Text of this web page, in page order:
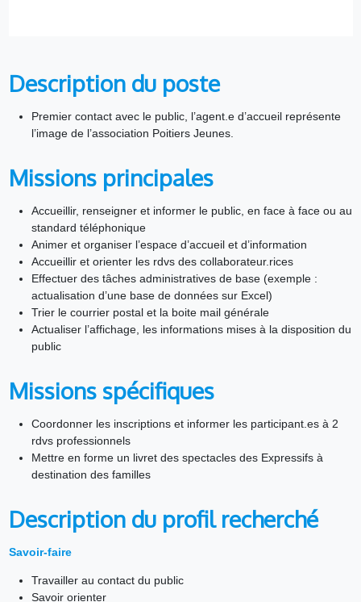
Description du poste
Premier contact avec le public, l’agent.e d’accueil représente
l’image de l’association Poitiers Jeunes.
Missions principales
Accueillir, renseigner et informer le public, en face à face ou au
standard téléphonique
Animer et organiser l’espace d’accueil et d’information
Accueillir et orienter les rdvs des collaborateur.rices
Effectuer des tâches administratives de base (exemple :
actualisation d’une base de données sur Excel)
Trier le courrier postal et la boite mail générale
Actualiser l’affichage, les informations mises à la disposition du
public
Missions spécifiques
Coordonner les inscriptions et informer les participant.es à 2
rdvs professionnels
Mettre en forme un livret des spectacles des Expressifs à
destination des familles
Description du profil recherché
Savoir-faire
Travailler au contact du public
Savoir orienter